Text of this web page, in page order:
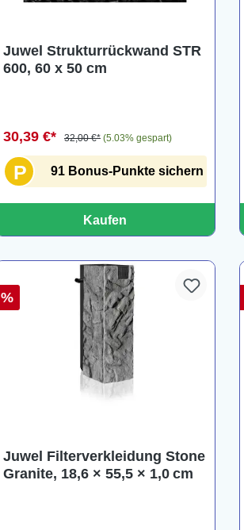
Juwel Strukturrückwand STR
600, 60 x 50 cm
30,39 €* 32,00 €* (5.03% gespart)
P 91 Bonus-Punkte sichern
Kaufen
%
Juwel Filterverkleidung Stone
Granite, 18,6 × 55,5 × 1,0 cm